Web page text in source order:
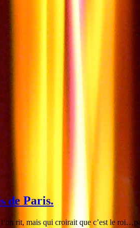
de Paris.
rit, mais qui croirait que c’est le